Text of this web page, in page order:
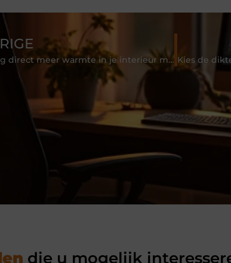
Breng direct meer warmte in je interieur met een prachtig nieuw vloerkleed
die u mogelijk